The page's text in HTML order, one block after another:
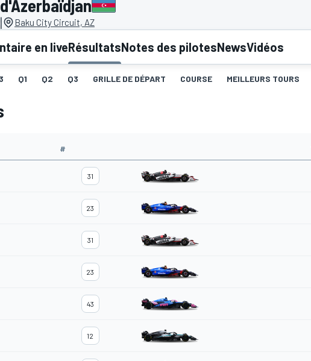
| Baku City Circuit, AZ
en liveRésultatsNotes des pilotesNewsVidéos
Q1 Q2 Q3 GRILLE DE DÉPART COURSE MEILLEURS TOURS
#
31
23
31
23
43
12